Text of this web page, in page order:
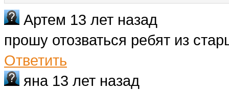
Артем 13 лет назад
прошу отозваться ребят из
Ответить
яна 13 лет назад